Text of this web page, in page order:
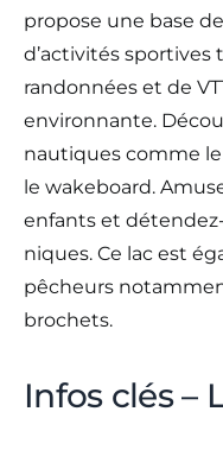
propose une base
d’activités sportives
randonnées et de
environnante.
nautiques comme le
le wakeboard.
enfants et
niques. Ce lac est
pêcheurs
brochets.
Infos clés –